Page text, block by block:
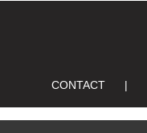
CONTACT |